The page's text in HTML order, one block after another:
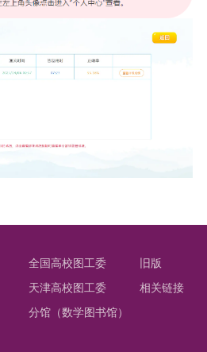
全国高校图工委 旧版
天津高校图工委 相关链接
分馆（数学图书馆）